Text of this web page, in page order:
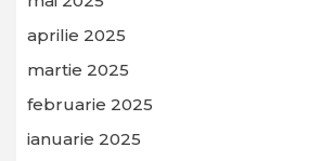
aprilie 2025
martie 2025
februarie 2025
ianuarie 2025